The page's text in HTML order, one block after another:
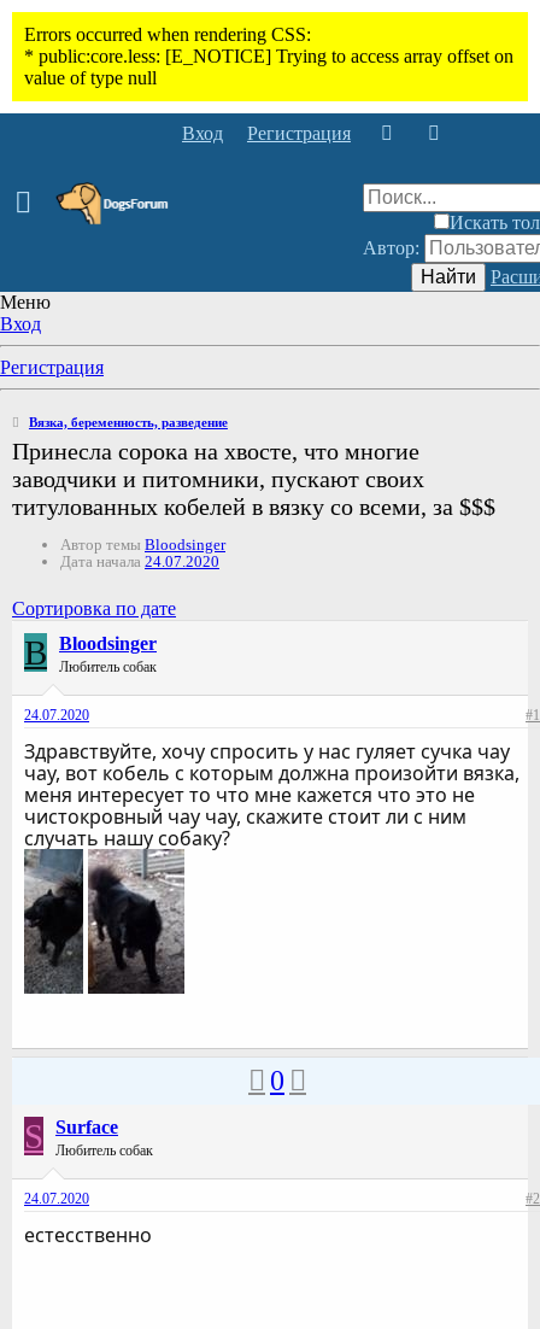
Вход Регистрация
Искать
Автор:
Найти
Меню
Вход
Регистрация
Вязка, беременность, разведение
Принесла сорока на хвосте, что многие
заводчики и питомники, пускают своих
титулованных кобелей в вязку со всеми, за $$$
Автор темы Bloodsinger
Дата начала 24.07.2020
Сортировка по дате
B Bloodsinger
Любитель собак
24.07.2020 #1
Здравствуйте, хочу спросить у нас гуляет сучка чау
чау, вот кобель с которым должна произойти вязка,
меня интересует то что мне кажется что это не
чистокровный чау чау, скажите стоит ли с ним
случать нашу собаку?
0
S Surface
Любитель собак
24.07.2020 #2
естесственно